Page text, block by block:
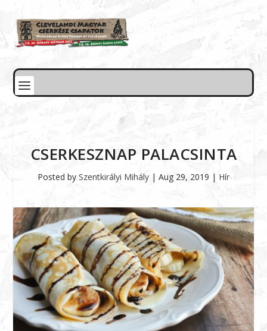
CSERKESZNAP PALACSINTA
Posted by Szentkirályi Mihály | Aug 29, 2019 | Hír